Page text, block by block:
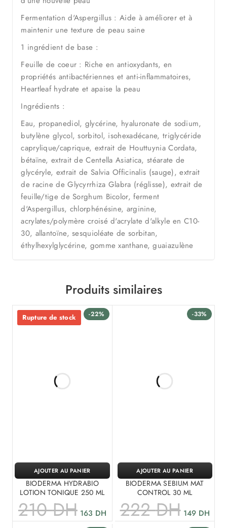
Fermentation d'Aspergillus : Aide à améliorer et à
maintenir une texture de peau saine
1 ingrédient de base :
Feuille de coeur : Riche en antioxydants, en
propriétés antibactériennes et anti-inflammatoires,
Heartleaf hydrate et apaise la peau
Ingrédients :
Eau, propanediol, glycérine, hyaluronate de sodium,
butylène glycol, sorbitol, isohexadécane, triglycéride
caprylique/caprique, extrait de Houttuynia Cordata,
bétaïne, extrait de Centella Asiatica, stéarate de
glycéryle, extrait de Salvia Officinalis (sauge), extrait
de racine de Glycyrrhiza Glabra (réglisse), extrait de
feuille/tige de Sorghum Bicolor, ferment
d'Aspergillus, chlorphénésine, arginine,
acrylates/polymère croisé d'acrylate d'alkyle en C10-
30, allantoïne, sesquioléate de sorbitan,
éthylhexylglycérine, gomme xanthane, guaiazulène
Produits similaires
-22%
Rupture de stock
BIODERMA HYDRABIO
LOTION TONIQUE 250 ML
210DH 163 DH
AJOUTER AU PANIER
-33%
BIODERMA SEBIUM MAT
CONTROL 30 ML
222DH 149 DH
AJOUTER AU PANIER